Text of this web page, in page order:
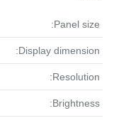
Panel size:
Display dimension:
Resolution:
Brightness: